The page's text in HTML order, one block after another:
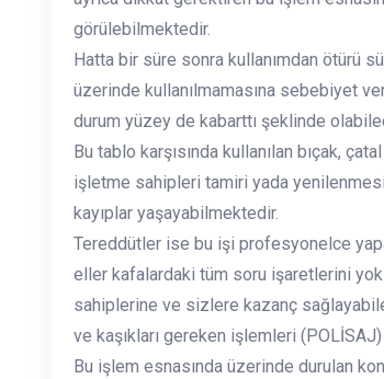
görülebilmektedir.
Hatta bir süre sonra kullanımdan ötürü
üzerinde kullanılmamasına sebebiyet
durum yüzey de kabarttı şeklinde
Bu tablo karşısında kullanılan bıçak,
işletme sahipleri tamiri yada yenilenmesi
kayıplar yaşayabilmektedir.
Tereddütler ise bu işi profesyonelce
eller kafalardaki tüm soru işaretlerini
sahiplerine ve sizlere kazanç
ve kaşıkları gereken işlemleri
Bu işlem esnasında üzerinde durulan